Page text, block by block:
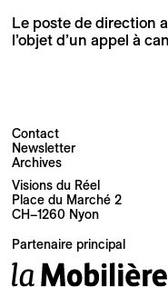
Le poste de direction
l’objet d’un appel à
Contact
Newsletter
Archives
Visions du Réel
Place du Marché 2
CH–1260 Nyon
Partenaire principal
Votre adresse e-mail